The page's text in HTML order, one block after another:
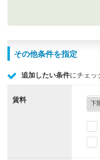
その他条件を指定
追加したい条件にチェッ
賃料